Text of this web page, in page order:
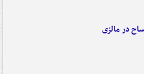
در مالزی